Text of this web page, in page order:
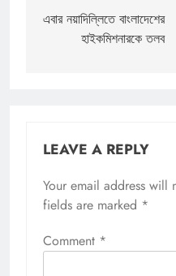
navigation
এবার নয়াদিল্লিতে বাংলাদেশের
হাইকমিশনারকে তলব
LEAVE A REPLY
Your email address will
fields are marked *
Comment *